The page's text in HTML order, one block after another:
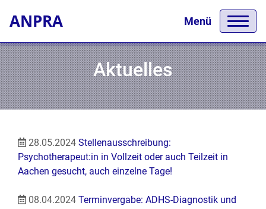
ANPRA Menü
Aktuelles
28.05.2024 Stellenausschreibung:
Psychotherapeut:in in Vollzeit oder auch Teilzeit in
Aachen gesucht, auch einzelne Tage!
08.04.2024 Terminvergabe: ADHS-Diagnostik und